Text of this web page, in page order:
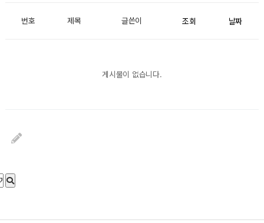
번호 제목 글쓴이 조회 날짜
게시물이 없습니다.